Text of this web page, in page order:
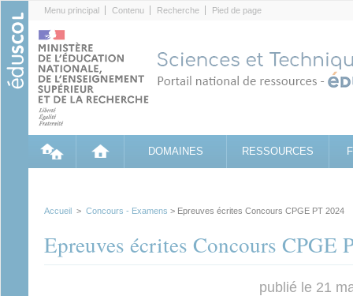
Menu principal Contenu Recherche Pied de page
DOMAINES RESSOURCES
Accueil > Concours - Examens > Epreuves écrites Concours CPGE PT 2024
Epreuves écrites Concours CPGE
publié le 21